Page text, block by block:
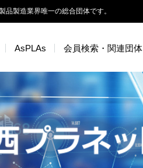
製造業界唯一の総合団体です。
AsPLAs 会員検索・関連団体